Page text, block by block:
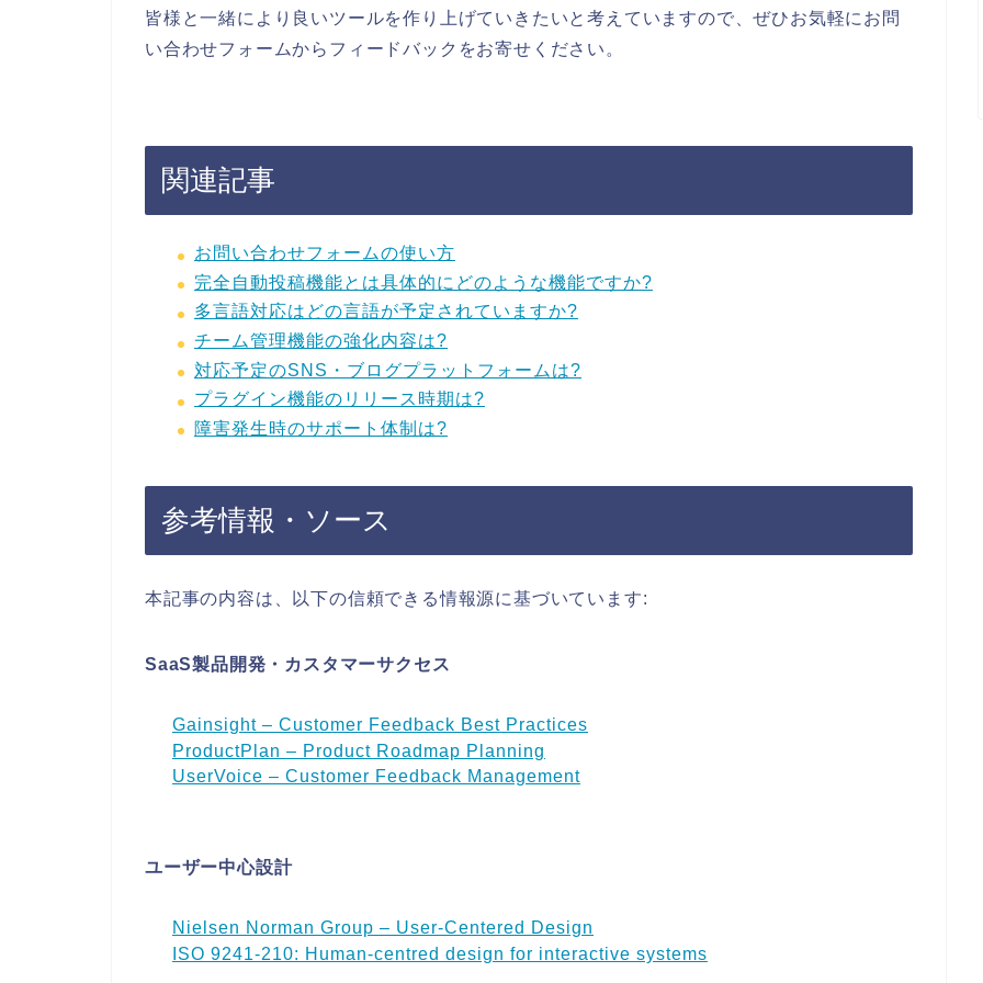
皆様と一緒により良いツールを作り上げていきたいと考えていますので、ぜひお気軽にお問
い合わせフォームからフィードバックをお寄せください。
関連記事
お問い合わせフォームの使い方
完全自動投稿機能とは具体的にどのような機能ですか?
多言語対応はどの言語が予定されていますか?
チーム管理機能の強化内容は?
対応予定のSNS・ブログプラットフォームは?
プラグイン機能のリリース時期は?
障害発生時のサポート体制は?
参考情報・ソース
本記事の内容は、以下の信頼できる情報源に基づいています:
SaaS製品開発・カスタマーサクセス
Gainsight – Customer Feedback Best Practices
ProductPlan – Product Roadmap Planning
UserVoice – Customer Feedback Management
ユーザー中心設計
Nielsen Norman Group – User-Centered Design
ISO 9241-210: Human-centred design for interactive systems